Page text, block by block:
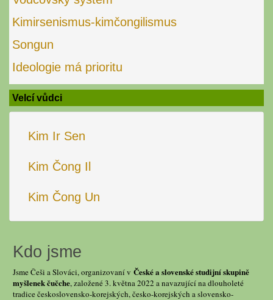
Kimirsenismus-kimčongilismus
Songun
Ideologie má prioritu
Velcí vůdci
Kim Ir Sen
Kim Čong Il
Kim Čong Un
Kdo jsme
Jsme Češi a Slováci, organizovaní v České a slovenské studijní skupině
myšlenek čučche, založené 3. května 2022 a navazující na dlouholeté
tradice československo-korejských, česko-korejských a slovensko-